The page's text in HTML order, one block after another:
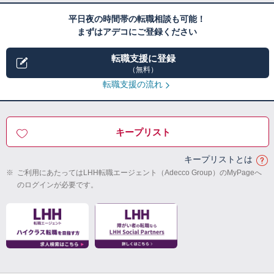
平日夜の時間帯の転職相談も可能！
まずはアデコにご登録ください
転職支援に登録
（無料）
転職支援の流れ
キープリスト
キープリストとは
※ ご利用にあたってはLHH転職エージェント（Adecco Group）のMyPageへ
のログインが必要です。